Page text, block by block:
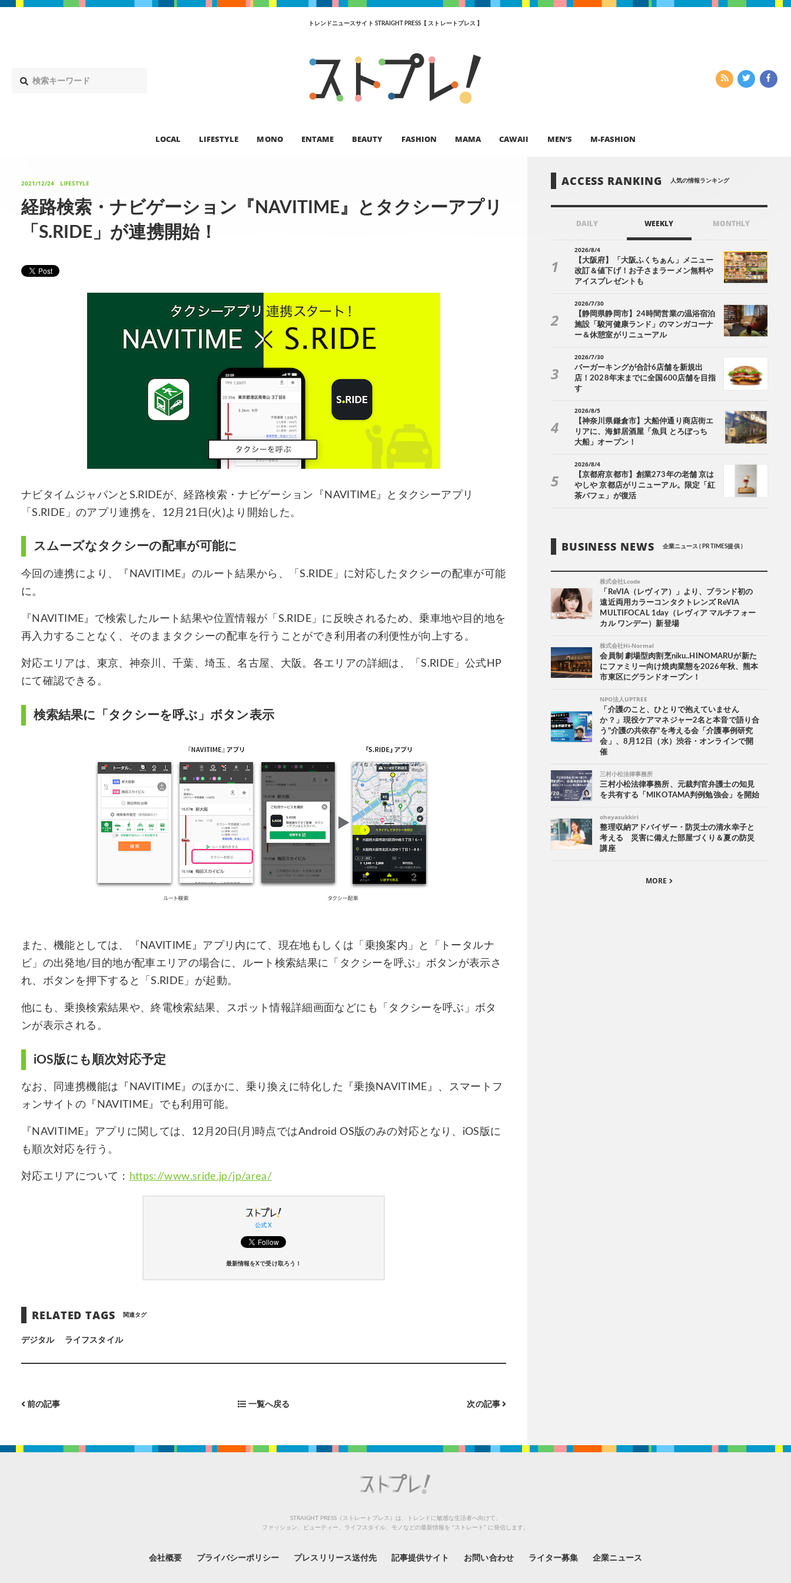
トレンドニュースサイト STRAIGHT PRESS【 ストレートプレス 】
LOCAL LIFESTYLE MONO ENTAME BEAUTY FASHION MAMA CAWAII MEN’S M-FASHION
2021/12/24 LIFESTYLE
経路検索・ナビゲーション『NAVITIME』とタクシーアプリ
「S.RIDE」が連携開始！
ナビタイムジャパンとS.RIDEが、経路検索・ナビゲーション『NAVITIME』とタクシーアプリ
「S.RIDE」のアプリ連携を、12月21日(火)より開始した。
スムーズなタクシーの配車が可能に
今回の連携により、『NAVITIME』のルート結果から、「S.RIDE」に対応したタクシーの配車が可能
に。
『NAVITIME』で検索したルート結果や位置情報が「S.RIDE」に反映されるため、乗車地や目的地を
再入力することなく、そのままタクシーの配車を行うことができ利用者の利便性が向上する。
対応エリアは、東京、神奈川、千葉、埼玉、名古屋、大阪。各エリアの詳細は、「S.RIDE」公式HP
にて確認できる。
検索結果に「タクシーを呼ぶ」ボタン表示
また、機能としては、『NAVITIME』アプリ内にて、現在地もしくは「乗換案内」と「トータルナ
ビ」の出発地/目的地が配車エリアの場合に、ルート検索結果に「タクシーを呼ぶ」ボタンが表示さ
れ、ボタンを押下すると「S.RIDE」が起動。
他にも、乗換検索結果や、終電検索結果、スポット情報詳細画面などにも「タクシーを呼ぶ」ボタ
ンが表示される。
iOS版にも順次対応予定
なお、同連携機能は『NAVITIME』のほかに、乗り換えに特化した『乗換NAVITIME』、スマートフ
ォンサイトの『NAVITIME』でも利用可能。
『NAVITIME』アプリに関しては、12月20日(月)時点ではAndroid OS版のみの対応となり、iOS版に
も順次対応を行う。
対応エリアについて： https://www.sride.jp/jp/area/
公式 X
最新情報をXで受け取ろう！
RELATED TAGS 関連タグ
デジタル ライフスタイル
前の記事 一覧へ戻る 次の記事
ACCESS RANKING 人気の情報ランキング
DAILY WEEKLY MONTHLY
2026/8/4
【大阪府】「大阪ふくちぁん」メニュー
改訂＆値下げ！お子さまラーメン無料や
アイスプレゼントも
2026/7/30
【静岡県静岡市】24時間営業の温浴宿泊
施設「駿河健康ランド」のマンガコーナ
ー＆休憩室がリニューアル
2026/7/30
バーガーキングが合計6店舗を新規出
店！2028年末までに全国600店舗を目指
す
2026/8/5
【神奈川県鎌倉市】大船仲通り商店街エ
リアに、海鮮居酒屋「魚貝 とろぼっち
大船」オープン！
2026/8/4
【京都府京都市】創業273年の老舗 京は
やしや 京都店がリニューアル。限定「紅
茶パフェ」が復活
BUSINESS NEWS 企業ニュース ( PR TIMES提供 )
株式会社Lcode
「ReVIA（レヴィア）」より、ブランド初の
遠近両用カラーコンタクトレンズ ReVIA
MULTIFOCAL 1day（レヴィア マルチフォー
カル ワンデー）新登場
株式会社Hi-Normal
会員制 劇場型肉割烹niku..HINOMARUが新た
にファミリー向け焼肉業態を2026年秋、熊本
市東区にグランドオープン！
NPO法人UPTREE
「介護のこと、ひとりで抱えていません
か？」現役ケアマネジャー2名と本音で語り合
う"介護の共依存"を考える会「介護事例研究
会」、8月12日（水）渋谷・オンラインで開
催
三村小松法律事務所
三村小松法律事務所、元裁判官弁護士の知見
を共有する「MIKOTAMA判例勉強会」を開始
oheyasukkiri
整理収納アドバイザー・防災士の清水幸子と
考える 災害に備えた部屋づくり＆夏の防災
講座
MORE
STRAIGHT PRESS（ストレートプレス）は、トレンドに敏感な生活者へ向けて、
ファッション、ビューティー、ライフスタイル、モノなどの最新情報を “ストレート” に発信します。
会社概要 プライバシーポリシー プレスリリース送付先 記事提供サイト お問い合わせ ライター募集 企業ニュース